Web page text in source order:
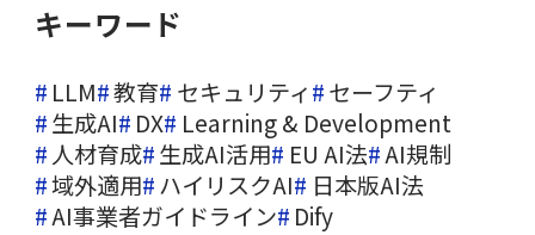
キーワード
LLM 教育 セキュリティ
セーフティ
生成AI
DX
Learning & Development
人材育成 生成AI活用 EU AI法 AI規制
域外適用 ハイリスクAI
日本版AI法
AI事業者ガイドライン
Dify